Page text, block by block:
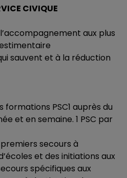
CIVIQUE
aux plus
sauvent et à la réduction
formations PSC1 auprès du
et en semaine. 1 PSC par
secours à
et des initiations aux
spécifiques aux